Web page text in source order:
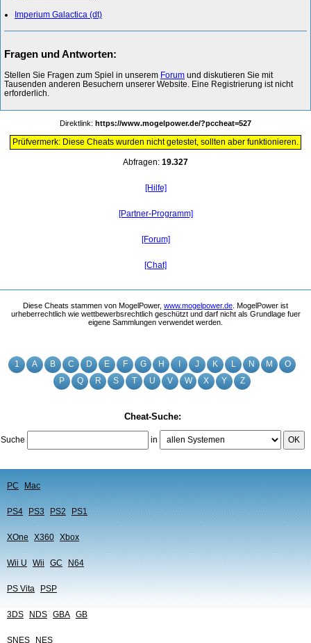
1 A B C D E F G H J K L N M
O
P
Q R S T U V W X Y Z
Cheat-Suche:
Suche in OK
PC Mac
PS4 PS3 PS2 PS1
XOne X360 Xbox
Wii U Wii GC N64
PS Vita PSP
3DS NDS GBA GB
SNES NES
Imperium Galactica (dt)
Fragen und Antworten:
Stellen Sie Fragen zum Spiel in unserem Forum und diskutieren Sie mit
Tausenden anderen Besuchern unserer Website. Eine Registrierung ist nicht
erforderlich.
Direktlink: https://www.mogelpower.de/?pccheat=527
Prüfvermerk: Diese Cheats wurden nicht getestet, sollten aber funktionieren.
Abfragen: 19.327
[Hilfe]
[Partner-Programm]
[Forum]
[Chat]
Diese Cheats stammen von MogelPower, www.mogelpower.de . MogelPower ist
urheberrechtlich wie wettbewerbsrechtlich geschützt und darf nicht als Grundlage fuer
eigene Sammlungen verwendet werden.